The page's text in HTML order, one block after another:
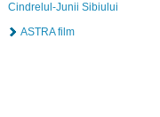
Cindrelul-Junii Sibiului
ASTRA film